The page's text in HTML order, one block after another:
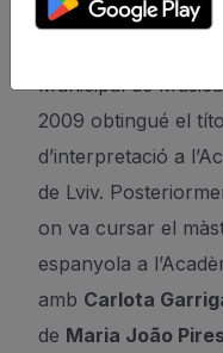
començar els
Municipal de
2009 obtingué el
d’interpretació a
de Lviv.
on va cursar el
espanyola a
amb Carlota
de Maria João